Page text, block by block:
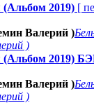
2019) [
Валерий )
)
2019)
Валерий )
)